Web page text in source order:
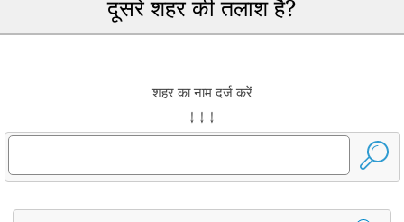
दूसरे शहर की तलाश है?
शहर का नाम दर्ज करें
↓ ↓ ↓